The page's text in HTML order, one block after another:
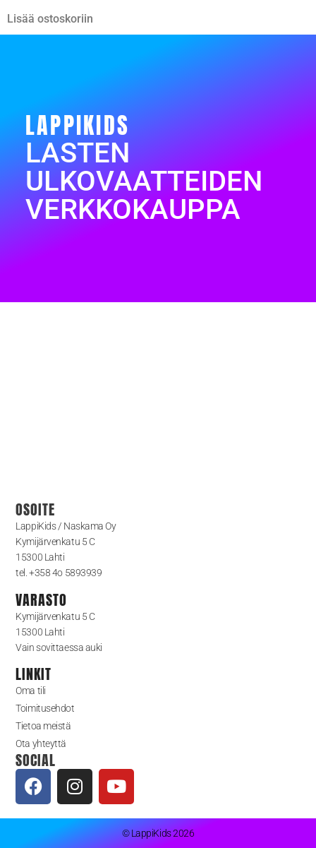
Lisää ostoskoriin
LAPPIKIDS
LASTEN
ULKOVAATTEIDEN
VERKKOKAUPPA
OSOITE
LappiKids / Naskama Oy
Kymijärvenkatu 5 C
15300 Lahti
tel. +358 4o 5893939
VARASTO
Kymijärvenkatu 5 C
15300 Lahti
Vain sovittaessa auki
LINKIT
Oma tili
Toimitusehdot
Tietoa meistä
Ota yhteyttä
SOCIAL
© LappiKids 2026